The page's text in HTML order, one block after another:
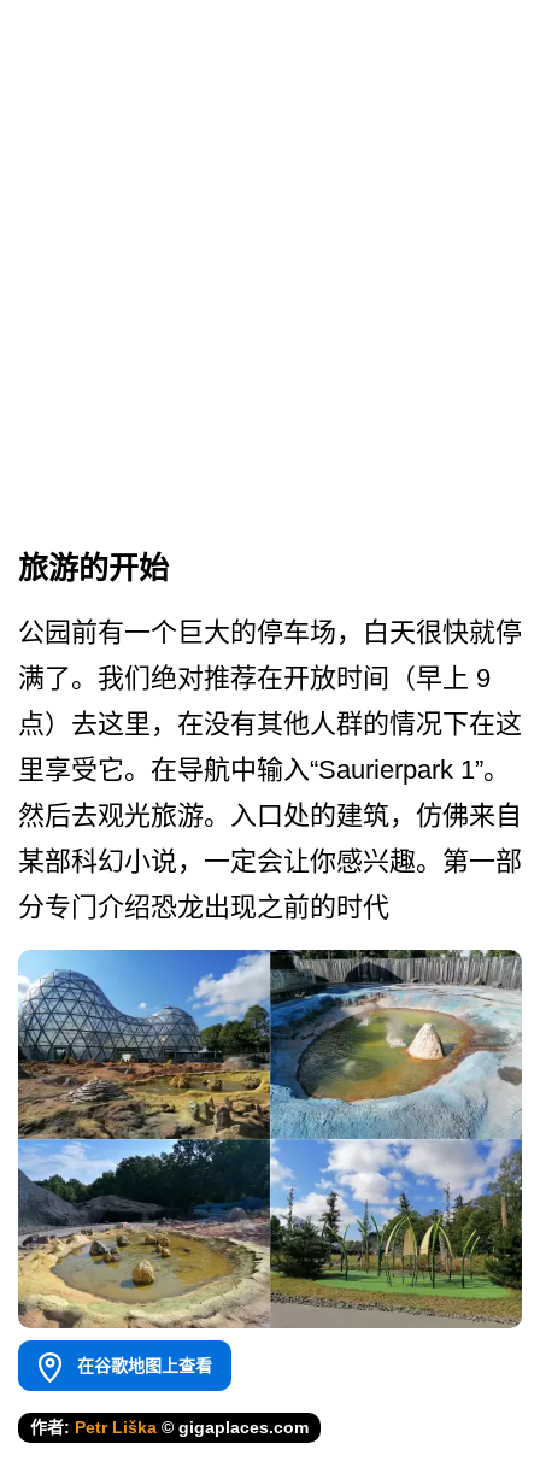
旅游的开始
公园前有一个巨大的停车场，­白天很快就停
满了。我们绝对推荐在开放时间（早上 9
点）去这里，在没有其他人群­的情况下在这
里享受它。在导航中输入“Sau­rierpark 1”。
然后去观光旅游。入口­处的建筑，仿佛来自
某部科幻小说，一定会让你感兴趣­。第一部
分专门介绍恐龙出现之前的时代
在谷歌地图上查看
作者: Petr Liška © gigaplaces.com